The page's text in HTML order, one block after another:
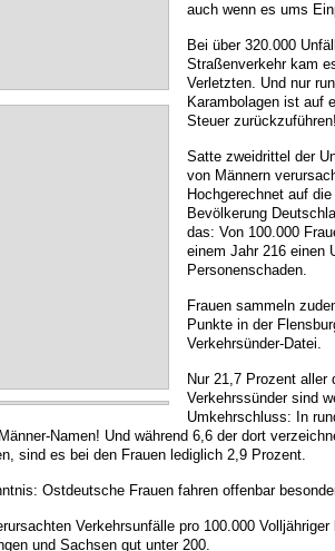
auch wenn es ums
Bei über 320.000
Straßenverkehr kam
Verletzten. Und nur
Karambolagen ist auf
Steuer zurückzuführen!
Satte zweidrittel der
von Männern
Hochgerechnet auf
Bevölkerung
das: Von 100.000
einem Jahr 216 einen
Personenschaden.
Frauen sammeln
Punkte in der
Verkehrsünder-Datei.
Nur 21,7 Prozent aller
Verkehrssünder sind
Umkehrschluss: In
Namen! Und während 6,6 der dort
sind es bei den Frauen lediglich 2,9 Prozent.
Ostdeutsche Frauen fahren offenbar
Verkehrsunfälle pro 100.000 Volljähriger
und Sachsen gut unter 200.